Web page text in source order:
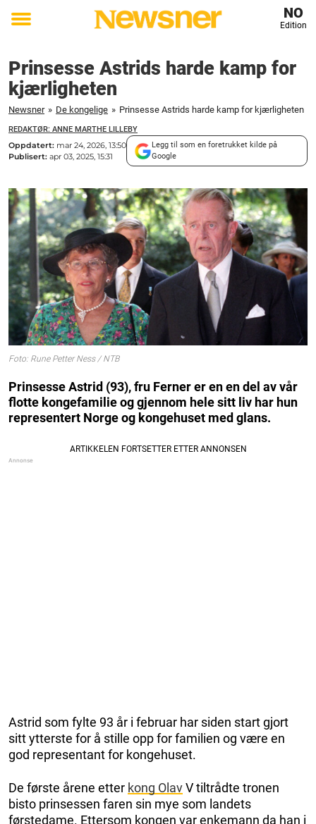
Toggle
NO
Edition
Prinsesse Astrids harde kamp for
kjærligheten
Newsner » De kongelige » Prinsesse Astrids harde kamp for kjærligheten
REDAKTØR: ANNE MARTHE LILLEBY
Oppdatert: mar 24, 2026, 13:50
Publisert: apr 03, 2025, 15:31
Legg til som en foretrukket kilde på
Google
Foto: Rune Petter Ness / NTB
Prinsesse Astrid (93), fru Ferner er en en del av vår
flotte kongefamilie og gjennom hele sitt liv har hun
representert Norge og kongehuset med glans.
Astrid som fylte 93 år i februar har siden start gjort
sitt ytterste for å stille opp for familien og være en
god representant for kongehuset.
De første årene etter kong OlavV tiltrådte tronen
bisto prinsessen faren sin mye som landets
førstedame. Ettersom kongen var enkemann da han i